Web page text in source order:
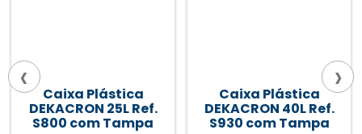
Caixa Plástica
DEKACRON 25L Ref.
S800 com Tampa
Caixa Plástica
DEKACRON 40L Ref.
S930 com Tampa
‹ ›